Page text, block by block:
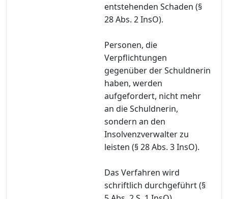
entstehenden Schaden (§
28 Abs. 2 InsO).
Personen, die
Verpflichtungen
gegenüber der Schuldnerin
haben, werden
aufgefordert, nicht mehr
an die Schuldnerin,
sondern an den
Insolvenzverwalter zu
leisten (§ 28 Abs. 3 InsO).
Das Verfahren wird
schriftlich durchgeführt (§